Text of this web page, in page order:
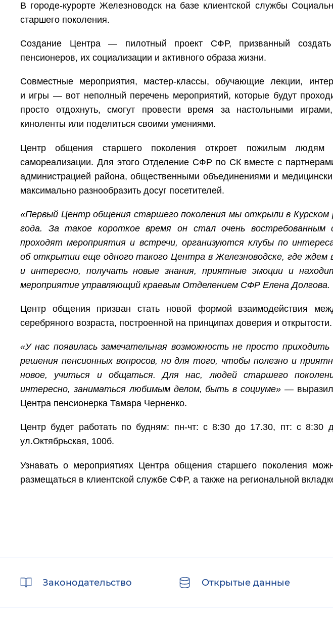
В городе-курорте Железноводск на базе клиентской службы
старшего поколения.
Создание Центра — пилотный проект СФР, призванный
пенсионеров, их социализации и активного образа жизни.
Совместные мероприятия, мастер-классы, обучающие лекции,
и игры — вот неполный перечень мероприятий, которые будут
просто отдохнуть, смогут провести время за настольными
киноленты или поделиться своими умениями.
Центр общения старшего поколения откроет пожилым людям
самореализации. Для этого Отделение СФР по СК вместе с
администрацией района, общественными объединениями и
максимально разнообразить досуг посетителей.
«Первый Центр общения старшего поколения мы открыли в Курском
года. За такое короткое время он стал очень востребованным
проходят мероприятия и встречи, организуются клубы по
об открытии еще одного такого Центра в Железноводске, где
и интересно, получать новые знания, приятные эмоции и
мероприятие управляющий краевым Отделением СФР Елена Долгова.
Центр общения призван стать новой формой взаимодействия
серебряного возраста, построенной на принципах доверия и открытости.
«У нас появилась замечательная возможность не просто
решения пенсионных вопросов, но для того, чтобы полезно и
новое, учиться и общаться. Для нас, людей старшего
интересно, заниматься любимым делом, быть в социуме» —
Центра пенсионерка Тамара Черненко.
Центр будет работать по будням: пн-чт: с 8:30 до 17.30, пт: с 8:30
ул.Октябрьская, 100б.
Узнавать о мероприятиях Центра общения старшего поколения
размещаться в клиентской службе СФР, а также на региональной
ссылкиЗаконодательство Открытые данные